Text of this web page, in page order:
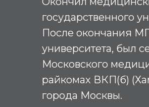
государственного
После окончания
университета, был
Московского
райкомах ВКП(б)
города Москвы.